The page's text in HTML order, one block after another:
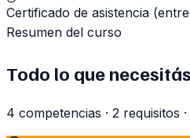
Certificado de asistencia
Resumen del curso
Todo lo que necesitás
4 competencias · 2 requisitos ·